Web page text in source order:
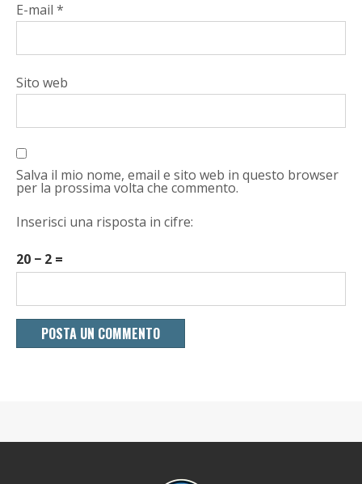
E-mail *
Sito web
Salva il mio nome, email e sito web in questo browser
per la prossima volta che commento.
Inserisci una risposta in cifre:
20 − 2 =